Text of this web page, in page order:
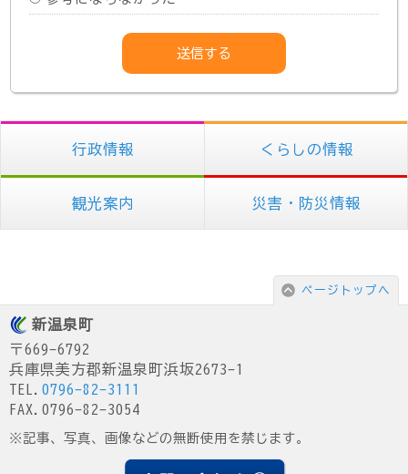
行政情報 くらしの情報
観光案内 災害・防災情報
ページトップへ
新温泉町
〒669-6792
兵庫県美方郡新温泉町浜坂2673-1
TEL. 0796-82-3111
FAX.0796-82-3054
※記事、写真、画像などの無断使用を禁じます。